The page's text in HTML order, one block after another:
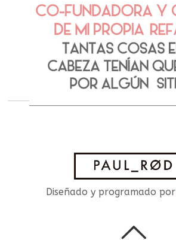
Diseñado y programado por